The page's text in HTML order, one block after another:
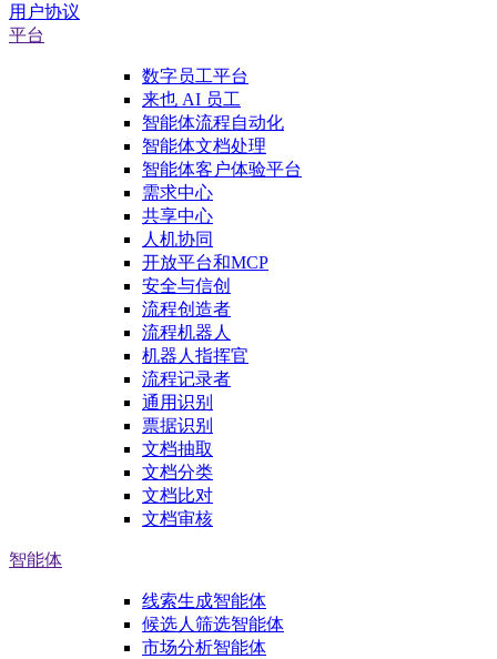
用户协议
平台
数字员工平台
来也 AI 员工
智能体流程自动化
智能体文档处理
智能体客户体验平台
需求中心
共享中心
人机协同
开放平台和MCP
安全与信创
流程创造者
流程机器人
机器人指挥官
流程记录者
通用识别
票据识别
文档抽取
文档分类
文档比对
文档审核
智能体
线索生成智能体
候选人筛选智能体
市场分析智能体